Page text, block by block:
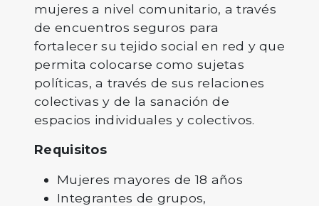
mujeres a nivel comunitario, a través
de encuentros seguros para
fortalecer su tejido social en red y que
permita colocarse como sujetas
políticas, a través de sus relaciones
colectivas y de la sanación de
espacios individuales y colectivos.
Requisitos
Mujeres mayores de 18 años
Integrantes de grupos,